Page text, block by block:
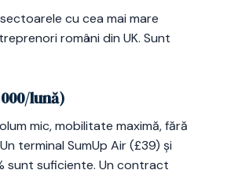
cu cea mai mare
români din UK. Sunt
lună)
mic, mobilitate maximă, fără
terminal SumUp Air (£39) și
sunt suficiente. Un contract